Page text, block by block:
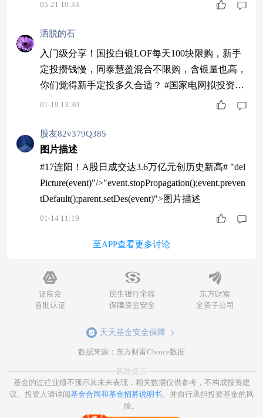
05-21 10:33
洒脱的石
入门级分享！国投白银LOF每天100块限购，新手
定投攒钱慢，同泰慧盈混合不限购，含银量也高，
你们觉得新手定投多久合适？ #国家电网拟投资4
万亿元建设新型电力系统#
01-19 13:30
股友82v379Q385
图片描述
#17连阳！A股日成交达3.6万亿元创历史新高# "del
Picture(event)"/>"event.stopPropagation();event.preven
tDefault();parent.setDes(event)">图片描述
01-14 11:19
至APP查看更多讨论
天天基金安全保障
数据来源：东方财富Choice数据
风险提示
基金的过往业绩不预示其未来表现，相关数据仅供参考，不构成投资建
议。投资人请详阅基金合同和基金招募说明书。并自行承担投资基金的风
险。